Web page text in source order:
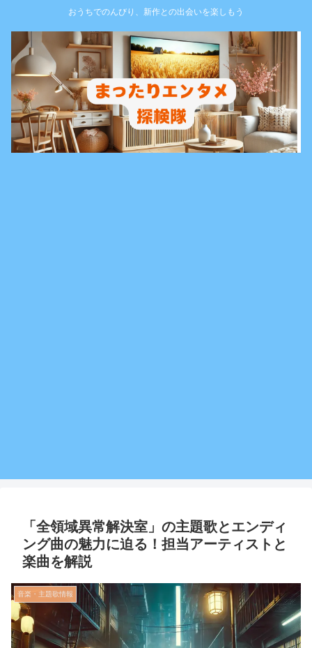
おうちでのんびり、新作との出会いを楽しもう
「全領域異常解決室」の主題歌とエンディ
ング曲の魅力に迫る！担当アーティストと
楽曲を解説
音楽・主題歌情報